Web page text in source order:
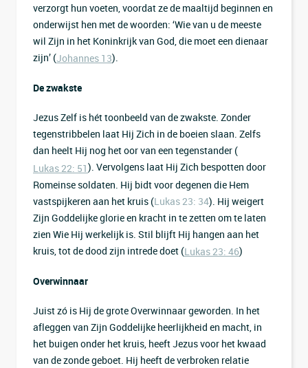
verzorgt hun voeten, voordat ze de maaltijd beginnen en
onderwijst hen met de woorden: ‘Wie van u de meeste
wil Zijn in het Koninkrijk van God, die moet een dienaar
zijn’ (Johannes 13).
De zwakste
Jezus Zelf is hét toonbeeld van de zwakste. Zonder
tegenstribbelen laat Hij Zich in de boeien slaan. Zelfs
dan heelt Hij nog het oor van een tegenstander (
Lukas 22: 51). Vervolgens laat Hij Zich bespotten door
Romeinse soldaten. Hij bidt voor degenen die Hem
vastspijkeren aan het kruis (Lukas 23: 34). Hij weigert
Zijn Goddelijke glorie en kracht in te zetten om te laten
zien Wie Hij werkelijk is. Stil blijft Hij hangen aan het
kruis, tot de dood zijn intrede doet (Lukas 23: 46)
Overwinnaar
Juist zó is Hij de grote Overwinnaar geworden. In het
afleggen van Zijn Goddelijke heerlijkheid en macht, in
het buigen onder het kruis, heeft Jezus voor het kwaad
van de zonde geboet. Hij heeft de verbroken relatie